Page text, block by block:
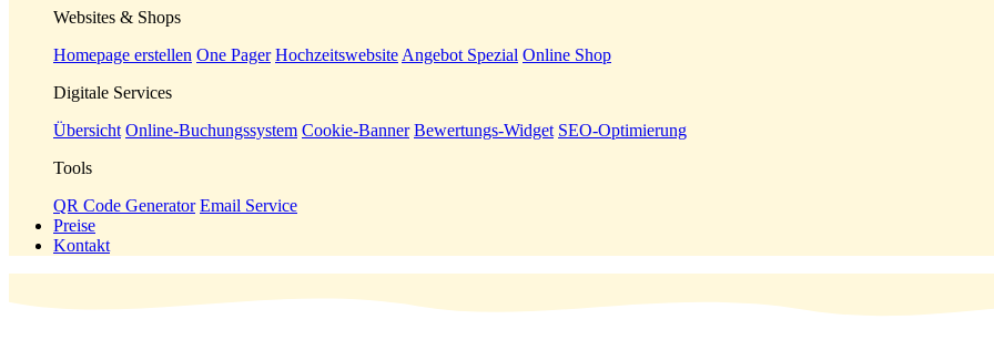
Websites & Shops
Homepage erstellen One Pager Hochzeitswebsite Angebot Spezial Online Shop
Digitale Services
Übersicht Online-Buchungssystem Cookie-Banner Bewertungs-Widget SEO-Optimierung
Tools
QR Code Generator Email Service
Preise
Kontakt